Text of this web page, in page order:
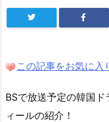
この記事をお気に入
BSで放送予定の韓国
ィールの紹介！